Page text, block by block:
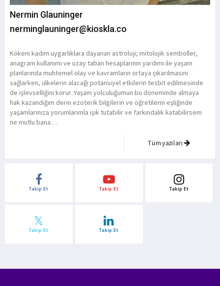
Nermin Glauninger
nerminglauninger@kioskla.co
Kökeni kadim uygarlıklara dayanan astroloji; mitolojik semboller,
anagram kullanımı ve uzay taban hesaplarının yardımı ile yaşam
planlarında muhtemel olay ve kavramların ortaya çıkarılmasını
sağlarken, ülkelerin alacağı potansiyel etkilerin tesbit edilmesinde
de işlevselliğini korur. Yaşam yolculuğumun bu döneminde almaya
hak kazandığım derin ezoterik bilgilerin ve öğretilerin eşliğinde
yaşamlarınıza yorumlarımla ışık tutabilir ve farkındalık katabilirsem
ne mutlu bana…
Tüm yazıları
Takip Et Takip Et Takip Et
Takip Et Takip Et